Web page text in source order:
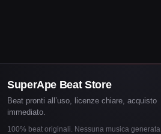
SuperApe Beat Store
Beat pronti all’uso, licenze chiare, acquisto
immediato.
100% beat originali. Nessuna musica generata